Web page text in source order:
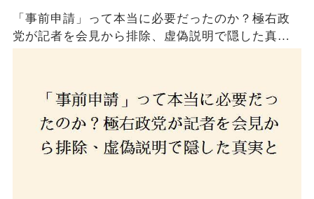
「事前申請」って本当に必要だったのか？極右政
党が記者を会見から排除、虚偽説明で隠した真実